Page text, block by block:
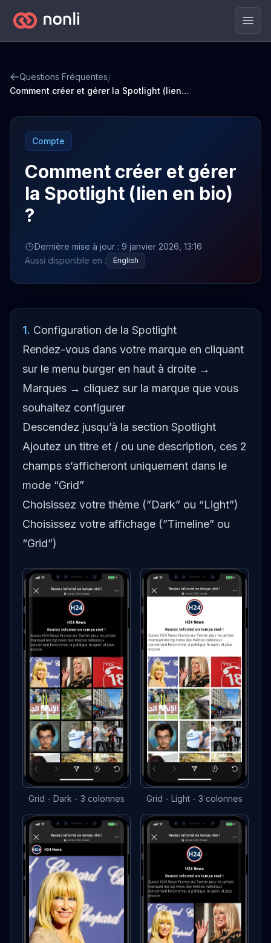
Questions Fréquentes/
Comment créer et gérer la Spotlight (lien en bio) ?
Compte
Comment créer et gérer
la Spotlight (lien en bio)
?
Dernière mise à jour : 9 janvier 2026, 13:16
Aussi disponible en :
English
1. Configuration de la Spotlight
Rendez-vous dans votre marque en cliquant
sur le menu burger en haut à droite →
Marques → cliquez sur la marque que vous
souhaitez configurer
Descendez jusqu’à la section Spotlight
Ajoutez un titre et / ou une description, ces 2
champs s’afficheront uniquement dans le
mode “Grid”
Choisissez votre thème (”Dark” ou “Light”)
Choisissez votre affichage (”Timeline” ou
“Grid”)
Grid - Dark - 3 colonnes Grid - Light - 3 colonnes